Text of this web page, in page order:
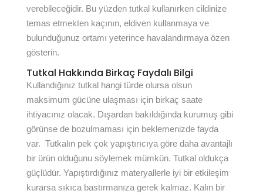
verebileceğidir. Bu yüzden tutkal kullanırken cildinize
temas etmekten kaçının, eldiven kullanmaya ve
bulunduğunuz ortamı yeterince havalandırmaya özen
gösterin.
Tutkal Hakkında Birkaç Faydalı Bilgi
Kullandığınız tutkal hangi türde olursa olsun
maksimum gücüne ulaşması için birkaç saate
ihtiyacınız olacak. Dışardan bakıldığında kurumuş gibi
görünse de bozulmaması için beklemenizde fayda
var. Tutkalın pek çok yapıştırıcıya göre daha avantajlı
bir ürün olduğunu söylemek mümkün. Tutkal oldukça
güçlüdür. Yapıştırdığınız materyallerle iyi bir etkileşim
kurarsa sıkıca bastırmanıza gerek kalmaz. Kalın bir